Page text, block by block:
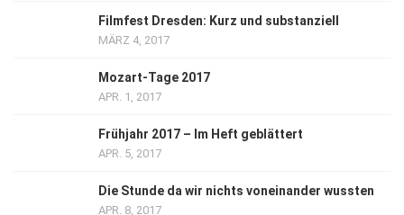
Filmfest Dresden: Kurz und substanziell
MÄRZ 4, 2017
Mozart-Tage 2017
APR. 1, 2017
Frühjahr 2017 – Im Heft geblättert
APR. 5, 2017
Die Stunde da wir nichts voneinander wussten
APR. 8, 2017